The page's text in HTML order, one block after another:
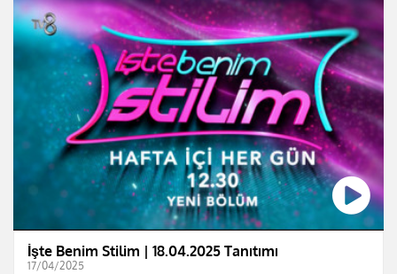
İşte Benim Stilim | 18.04.2025 Tanıtımı
17/04/2025